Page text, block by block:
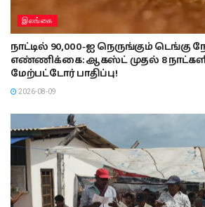
இலங்கை
நாட்டில் 90,000-ஐ நெருங்கும்
எண்ணிக்கை: ஆகஸ்ட் முதல் 8
மேற்பட்டோர் பாதிப்பு!
2026-08-09